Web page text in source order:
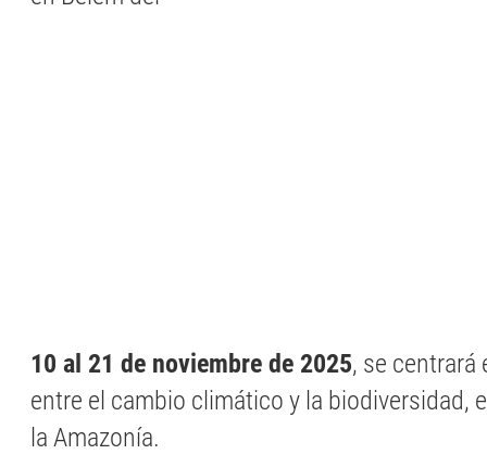
10 al 21 de noviembre de 2025, se centrará
entre el cambio climático y la biodiversidad,
la Amazonía.